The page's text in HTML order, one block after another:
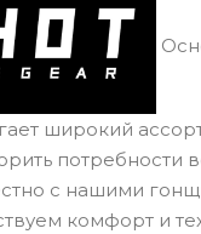
широкий
с нашими
комфорт и